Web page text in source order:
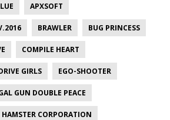
APXSOFT
BRAWLER BUG PRINCESS
COMPILE HEART
GIRLS EGO-SHOOTER
GUN DOUBLE PEACE
HAMSTER CORPORATION